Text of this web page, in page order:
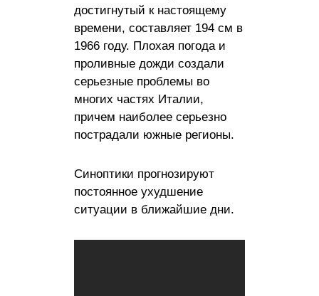
достигнутый к настоящему
времени, составляет 194 см в
1966 году. Плохая погода и
проливные дожди создали
серьезные проблемы во
многих частях Италии,
причем наиболее серьезно
пострадали южные регионы.
Синоптики прогнозируют
постоянное ухудшение
ситуации в ближайшие дни.